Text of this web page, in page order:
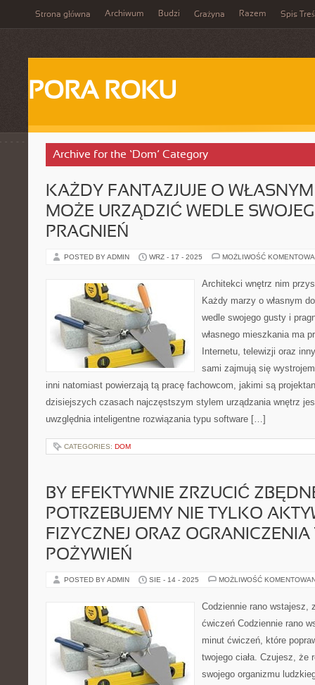
Strona główna Archiwum Budzi Grażyna Razem Spis
PORA ROKU
Archive for the ‘Dom’ Category
KAŻDY FANTAZJUJE O
MOŻE URZĄDZIĆ WEDLE
PRAGNIEŃ
POSTED BY ADMIN WRZ - 17 - 2025 MOŻLIWOŚĆ
Architekci wnętrz nim
Każdy marzy o własnym
wedle swojego gusty i
własnego mieszkania ma
Internetu, telewizji oraz
sami zajmują się
inni natomiast powierzają tą pracę fachowcom, jakimi są
dzisiejszych czasach najczęstszym stylem urządzania wnętrz
uwzględnia inteligentne rozwiązania typu software […]
CATEGORIES: DOM
BY EFEKTYWNIE ZRZUCIĆ
POTRZEBUJEMY NIE TYLKO
FIZYCZNEJ ORAZ
POŻYWIEŃ
POSTED BY ADMIN SIE - 14 - 2025 MOŻLIWOŚĆ
Codziennie rano wstajesz,
ćwiczeń Codziennie rano
minut ćwiczeń, które
twojego ciała. Czujesz, że
swojego organizmu